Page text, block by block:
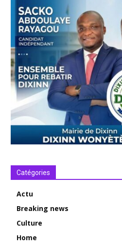
Catégories
Actu
Breaking news
Culture
Home